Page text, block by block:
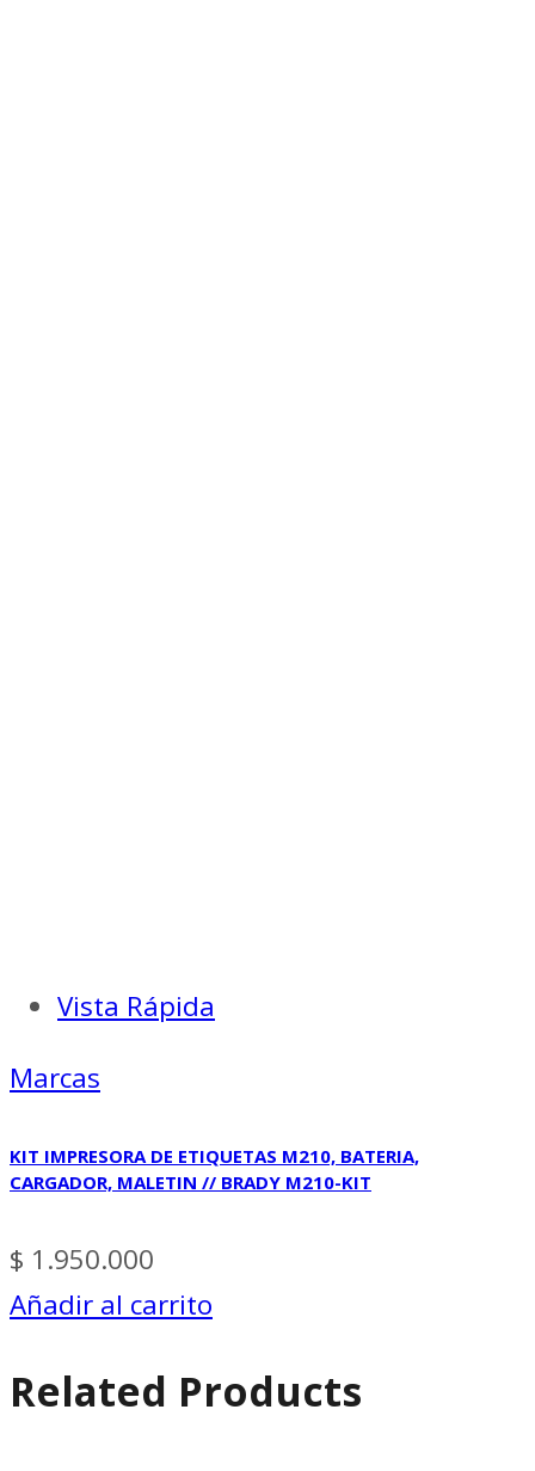
Vista Rápida
Marcas
KIT IMPRESORA DE ETIQUETAS M210, BATERIA,
CARGADOR, MALETIN // BRADY M210-KIT
$ 1.950.000
Añadir al carrito
Related Products